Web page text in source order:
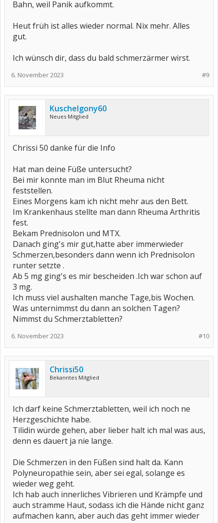
Bahn, weil Panik aufkommt.
Heut früh ist alles wieder normal. Nix mehr. Alles
gut.
Ich wünsch dir, dass du bald schmerzärmer wirst.
#9
6. November 2023
Kuschelgony60
Neues Mitglied
Chrissi 50 danke für die Info
Hat man deine Füße untersucht?
Bei mir konnte man im Blut Rheuma nicht
feststellen.
Eines Morgens kam ich nicht mehr aus den Bett.
Im Krankenhaus stellte man dann Rheuma Arthritis
fest.
Bekam Prednisolon und MTX.
Danach ging's mir gut,hatte aber immerwieder
Schmerzen,besonders dann wenn ich Prednisolon
runter setzte .
Ab 5 mg ging's es mir bescheiden .Ich war schon auf
3 mg.
Ich muss viel aushalten manche Tage,bis Wochen.
Was unternimmst du dann an solchen Tagen?
Nimmst du Schmerztabletten?
#10
6. November 2023
Chrissi50
Bekanntes Mitglied
Ich darf keine Schmerztabletten, weil ich noch ne
Herzgeschichte habe.
Tilidin würde gehen, aber lieber halt ich mal was aus,
denn es dauert ja nie lange.
Die Schmerzen in den Füßen sind halt da. Kann
Polyneuropathie sein, aber sei egal, solange es
wieder weg geht.
Ich hab auch innerliches Vibrieren und Krämpfe und
auch stramme Haut, sodass ich die Hände nicht ganz
aufmachen kann, aber auch das geht immer wieder